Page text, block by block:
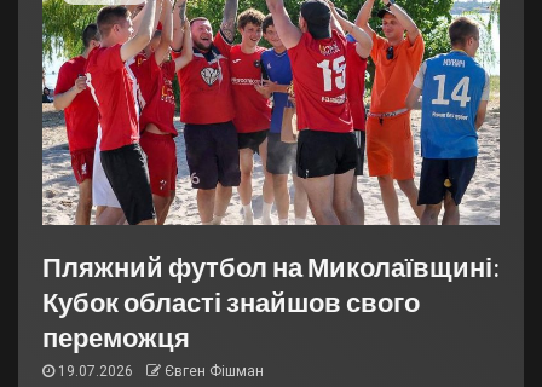
Пляжний футбол на Миколаївщині:
Кубок області знайшов свого
переможця
19.07.2026 Євген Фішман